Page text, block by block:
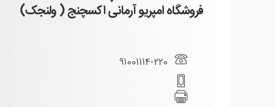
فروشگاه امپریو آرمانی اکسچنج ( ولنجک)
91001114-220